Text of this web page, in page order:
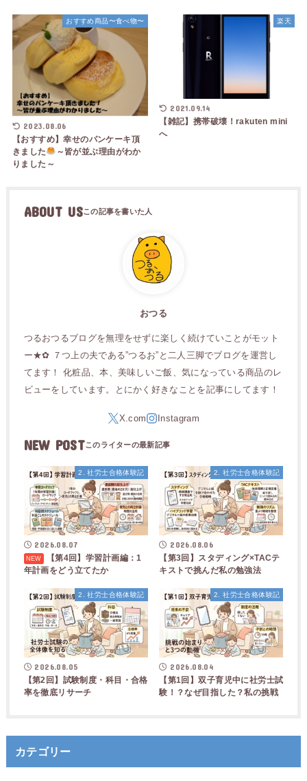
おすすめ商品〜食べ物〜
2023.08.06
【おすすめ】幸せのパンケーキ頂
きました
～皆が並ぶ理由がわか
りました～
楽天
2021.09.14
【雑記】携帯破壊！rakuten mini
へ
ABOUT US
おつる
つるおつるブログを無理をせずに楽しく続けていことがモット
ー★✿ ７つ上の夫である”つるお”と二人三脚でブログを運営し
てます！ 化粧品、本、美味しいご飯、気になっている商品のレ
ビューをしています。とにかく好きなことを記事にしてます！
NEW POST
2. 社労士合格体験記
2026.08.07
【第4回】学習計画編：1
年計画をどう立てたか
2. 社労士合格体験記
2026.08.06
【第3回】スタディング×TACテ
キストで挑んだ私の勉強法
2. 社労士合格体験記
2026.08.05
【第2回】試験制度・科目・合格
率を徹底リサーチ
2. 社労士合格体験記
2026.08.04
【第1回】双子育児中に社労士試
験！？なぜ目指した？私の挑戦
カテゴリー